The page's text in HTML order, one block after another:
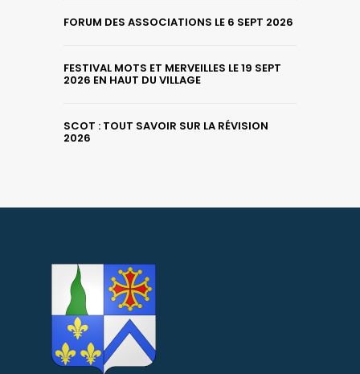
FORUM DES ASSOCIATIONS LE 6 SEPT 2026
FESTIVAL MOTS ET MERVEILLES LE 19 SEPT
2026 EN HAUT DU VILLAGE
SCOT : TOUT SAVOIR SUR LA RÉVISION
2026